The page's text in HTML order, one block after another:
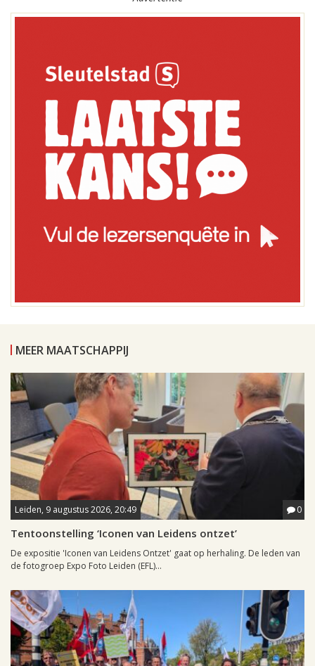
MEER MAATSCHAPPIJ
Leiden, 9 augustus 2026, 20:49 0
Tentoonstelling ‘Iconen van Leidens ontzet’
De expositie 'Iconen van Leidens Ontzet' gaat op herhaling. De leden van
de fotogroep Expo Foto Leiden (EFL)...